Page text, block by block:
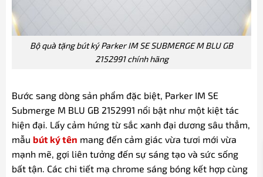
Bộ quà tặng bút ký Parker IM SE SUBMERGE M BLU GB
2152991 chính hãng
Bước sang dòng sản phẩm đặc biệt, Parker IM SE
Submerge M BLU GB 2152991 nổi bật như một kiệt tác
hiện đại. Lấy cảm hứng từ sắc xanh đại dương sâu thẳm,
mẫu bút ký tên mang đến cảm giác vừa tươi mới vừa
mạnh mẽ, gợi liên tưởng đến sự sáng tạo và sức sống
bất tận. Các chi tiết mạ chrome sáng bóng kết hợp cùng